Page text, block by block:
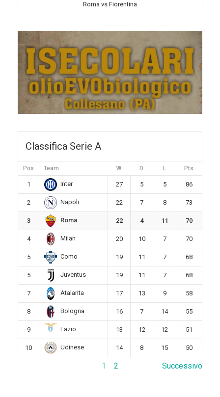
Roma vs Fiorentina
Classifica Serie A
Pos Team W D L Pts
1 Inter 27 5 5 86
2 Napoli 22 7 8 73
3 Roma 22 4 11 70
4 Milan 20 10 7 70
5 Como 19 11 7 68
5 Juventus 19 11 7 68
7 Atalanta 17 13 9 58
8 Bologna 16 7 14 55
9 Lazio 13 12 12 51
10 Udinese 14 8 15 50
1 2 Successivo